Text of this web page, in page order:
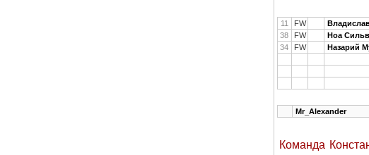
11 FW
38
FW Ноа
34
FW Назарий
Mr_Alexander
Команда